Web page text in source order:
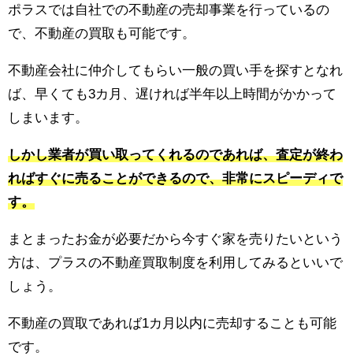
ポラスでは自社での不動産の売却事業を行っているの
で、不動産の買取も可能です。
不動産会社に仲介してもらい一般の買い手を探すとなれ
ば、早くても3カ月、遅ければ半年以上時間がかかって
しまいます。
しかし業者が買い取ってくれるのであれば、査定が終わ
ればすぐに売ることができるので、非常にスピーディで
す。
まとまったお金が必要だから今すぐ家を売りたいという
方は、プラスの不動産買取制度を利用してみるといいで
しょう。
不動産の買取であれば1カ月以内に売却することも可能
です。